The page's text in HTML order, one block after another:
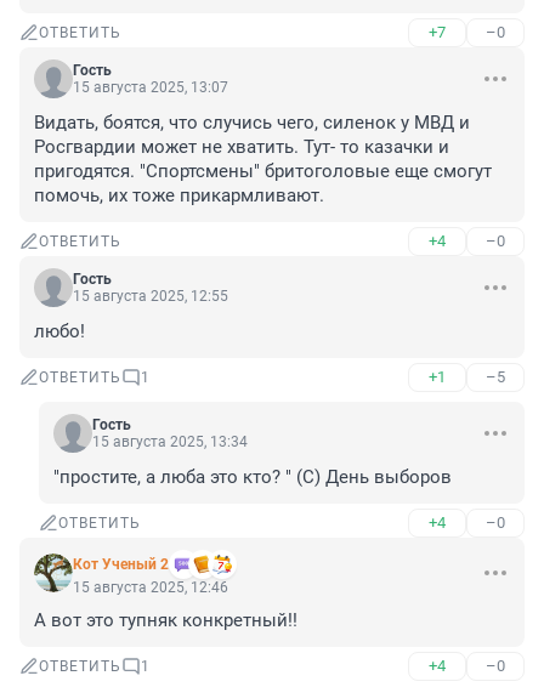
ОТВЕТИТЬ +7 –0
Гость
15 августа 2025, 13:07
Видать, боятся, что случись чего, силенок у МВД и
Росгвардии может не хватить. Тут- то казачки и
пригодятся. "Спортсмены" бритоголовые еще смогут
помочь, их тоже прикармливают.
ОТВЕТИТЬ +4 –0
Гость
15 августа 2025, 12:55
любо!
ОТВЕТИТЬ 1 +1 –5
Гость
15 августа 2025, 13:34
"простите, а люба это кто? " (С) День выборов
ОТВЕТИТЬ +4 –0
Кот Ученый 2
15 августа 2025, 12:46
А вот это тупняк конкретный!!
ОТВЕТИТЬ 1 +4 –0